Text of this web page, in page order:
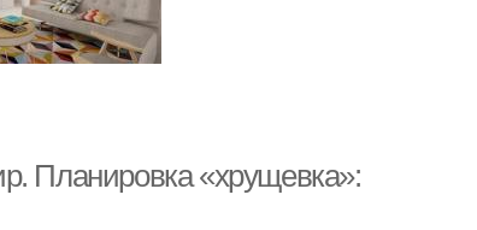
Планировка «хрущевка»: